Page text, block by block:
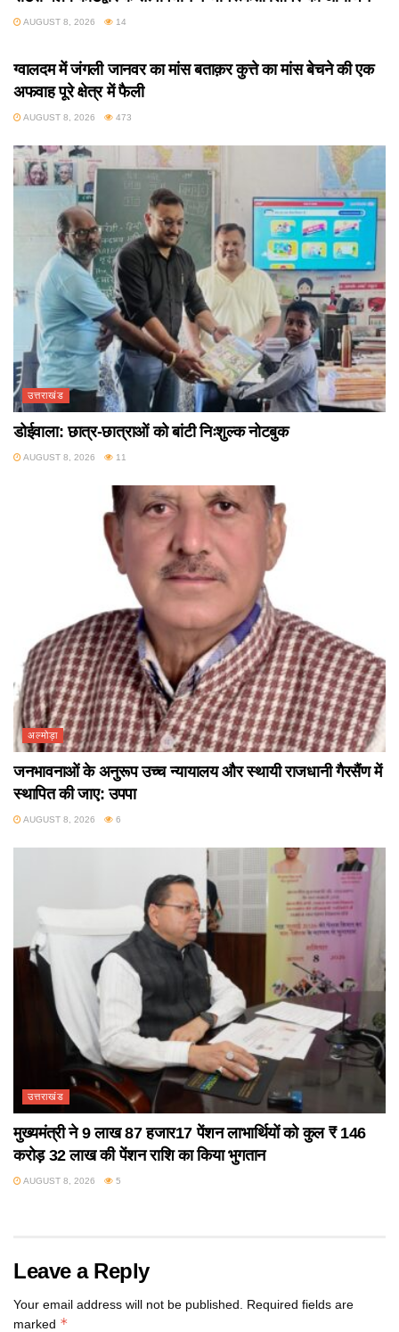
AUGUST 8, 2026 14
ग्वालदम में जंगली जानवर का मांस बताक़र कुत्ते का मांस बेचने की एक
अफवाह पूरे क्षेत्र में फैली
AUGUST 8, 2026 473
उत्तराखंड
डोईवाला: छात्र-छात्राओं को बांटी निःशुल्क नोटबुक
AUGUST 8, 2026 11
अल्मोड़ा
जनभावनाओं के अनुरूप उच्च न्यायालय और स्थायी राजधानी गैरसैंण में
स्थापित की जाए: उपपा
AUGUST 8, 2026 6
उत्तराखंड
मुख्यमंत्री ने 9 लाख 87 हजार17 पेंशन लाभार्थियों को कुल ₹ 146
करोड़ 32 लाख की पेंशन राशि का किया भुगतान
AUGUST 8, 2026 5
Leave a Reply
Your email address will not be published. Required fields are
marked *